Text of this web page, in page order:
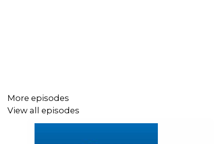
More episodes
View all episodes